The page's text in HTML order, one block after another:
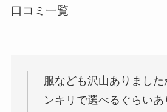
口コミ一覧
服なども沢山ありまし
ンキリで選べるぐらいあ